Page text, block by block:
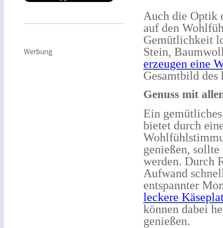
Werbung
Auch die Optik
auf den
Gemütlichkeit
Stein,
erzeugen eine
Gesamtbild
Genuss mit
Ein
bietet durch
genießen,
werden. Durch
Aufwand
entspannter
leckere
können dabei
genießen.